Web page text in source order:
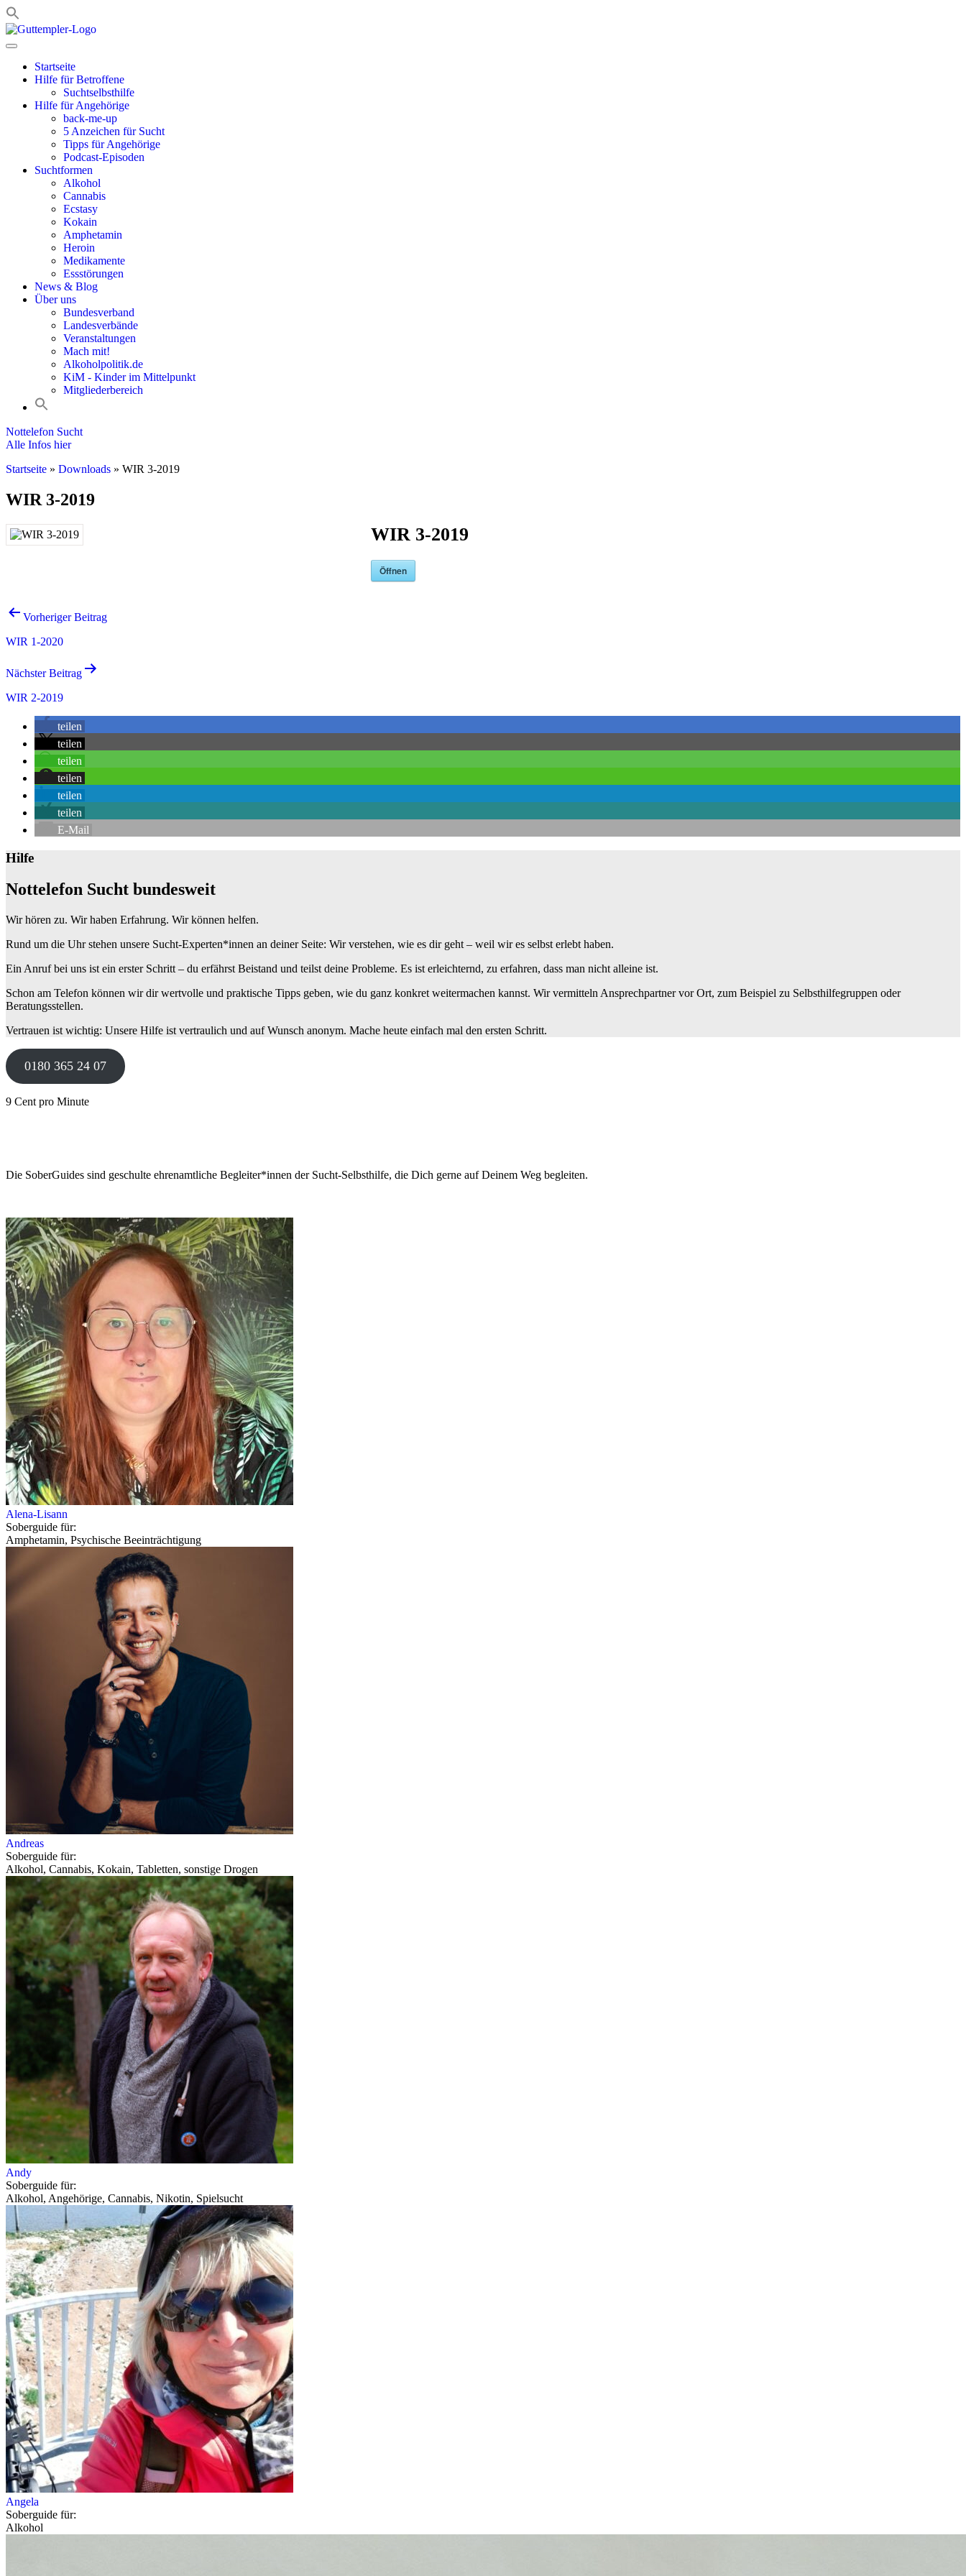
Zum
Inhalt
Startseite
Hilfe für Betroffene
Suchtselbsthilfe
Hilfe für Angehörige
back-me-up
5 Anzeichen für Sucht
Tipps für Angehörige
Podcast-Episoden
Suchtformen
Alkohol
Cannabis
Ecstasy
Kokain
Amphetamin
Heroin
Medikamente
Essstörungen
News & Blog
Über uns
Bundesverband
Landesverbände
Veranstaltungen
Mach mit!
Alkoholpolitik.de
KiM - Kinder im Mittelpunkt
Mitgliederbereich
Nottelefon Sucht
Alle Infos hier
Startseite » Downloads » WIR 3-2019
WIR 3-2019
WIR 3-2019
Öffnen
Beitrags-
Vorheriger Beitrag
WIR 1-2020
Nächster Beitrag
WIR 2-2019
teilen
teilen
teilen
teilen
teilen
teilen
E-Mail
Hilfe
Nottelefon Sucht bundesweit
Wir hören zu. Wir haben Erfahrung. Wir können helfen.
Rund um die Uhr stehen unsere Sucht-Experten*innen an deiner Seite: Wir verstehen, wie es dir geht – weil wir es selbst erlebt haben.
Ein Anruf bei uns ist ein erster Schritt – du erfährst Beistand und teilst deine Probleme. Es ist erleichternd, zu erfahren, dass man nicht alleine ist.
Schon am Telefon können wir dir wertvolle und praktische Tipps geben, wie du ganz konkret weitermachen kannst. Wir vermitteln Ansprechpartner vor Ort, zum Beispiel zu Selbsthilfegruppen oder
Beratungsstellen.
Vertrauen ist wichtig: Unsere Hilfe ist vertraulich und auf Wunsch anonym. Mache heute einfach mal den ersten Schritt.
0180 365 24 07
9 Cent pro Minute
Die SoberGuides sind geschulte ehrenamtliche Begleiter*innen der Sucht-Selbsthilfe, die Dich gerne auf Deinem Weg begleiten.
Alena-Lisann
Soberguide für:
Amphetamin, Psychische Beeinträchtigung
Andreas
Soberguide für:
Alkohol, Cannabis, Kokain, Tabletten, sonstige Drogen
Andy
Soberguide für:
Alkohol, Angehörige, Cannabis, Nikotin, Spielsucht
Angela
Soberguide für:
Alkohol